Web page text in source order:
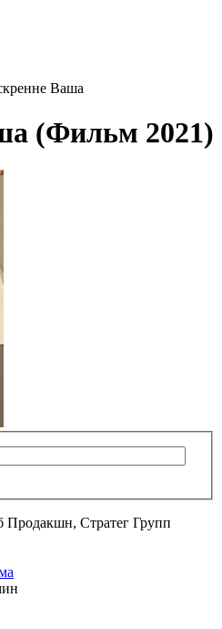
Ваша
(Фильм 2021)
Продакшн, Стратег Групп